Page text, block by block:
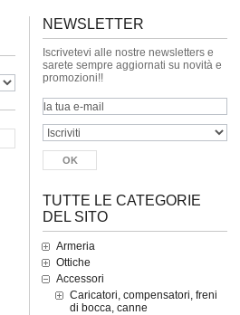
NEWSLETTER
Iscrivetevi alle nostre newsletters e
sarete sempre aggiornati su novità e
promozioni!!
TUTTE LE CATEGORIE
DEL SITO
Armeria
Ottiche
Accessori
Caricatori, compensatori, freni
di bocca, canne